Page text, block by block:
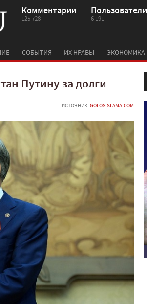
Комментарии
125 728
Пользователи
6 191
СОБЫТИЯ ИХ НРАВЫ ЭКОНОМИКА
Путину за долги
ИСТОЧНИК: GOLOSISLAMA.COM